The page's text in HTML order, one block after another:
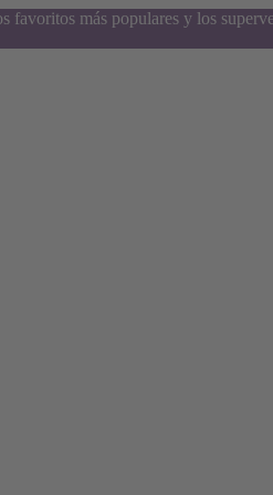
favoritos más populares y los